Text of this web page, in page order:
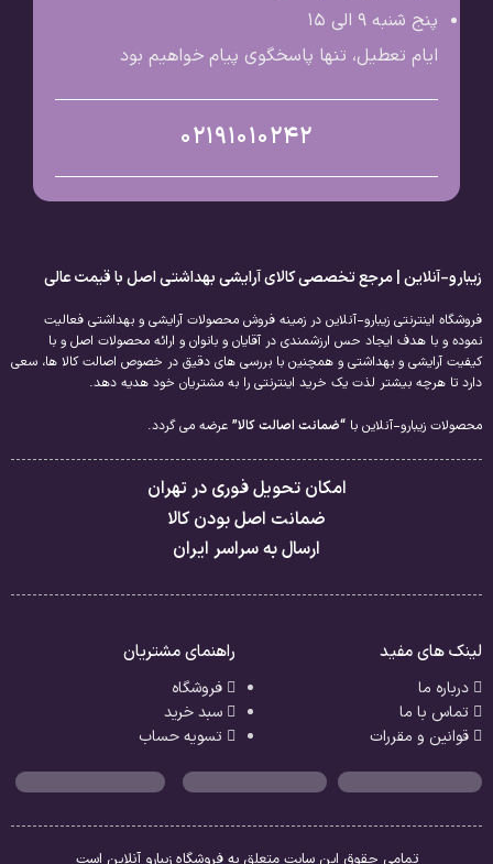
پنج شنبه 9 الی ۱۵
ایام تعطیل، تنها پاسخگوی پیام خواهیم بود
02191010242
زیبارو-آنلاین | مرجع تخصصی کالای آرایشی بهداشتی اصل با قیمت عالی
فروشگاه اینترنتی زیبارو-آنلاین در زمینه فروش محصولات آرایشی و بهداشتی فعالیت
نموده و با هدف ایجاد حس ارزشمندی در آقایان و بانوان و ارائه محصولات اصل و با
کیفیت آرایشی و بهداشتی و همچنین با بررسی های دقیق در خصوص اصالت کالا ها، سعی
دارد تا هرچه بیشتر لذت یک خرید اینترنتی را به مشتریان خود هدیه دهد.
محصولات زیبارو-آنلاین با “ضمانت اصالت کالا” عرضه می گردد.
امکان تحویل فوری در تهران
ضمانت اصل بودن کالا
ارسال به سراسر ایران
لینک های مفید
درباره ما
تماس با ما
قوانین و مقررات
راهنمای مشتریان
فروشگاه
سبد خرید
تسویه حساب